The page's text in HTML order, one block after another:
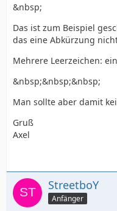
&nbsp;
Das ist zum Beispiel
das eine Abkürzung
Mehrere Leerzeichen:
&nbsp;&nbsp;&nbsp;
Man sollte aber damit
Gruß
Axel
StreetboY
Anfänger